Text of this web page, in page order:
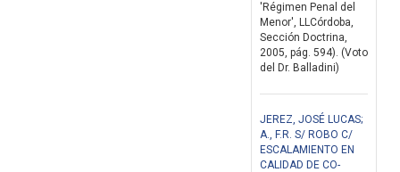
'Régimen Penal del
Menor', LLCórdoba,
Sección Doctrina,
2005, pág. 594). (Voto
del Dr. Balladini)
JEREZ, JOSÉ LUCAS;
A., F.R. S/ ROBO C/
ESCALAMIENTO EN
CALIDAD DE CO-